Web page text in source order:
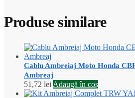
Produse similare
Cablu Ambreiaj Moto Honda
Ambreaj
51,72 leiAdaugă în coș